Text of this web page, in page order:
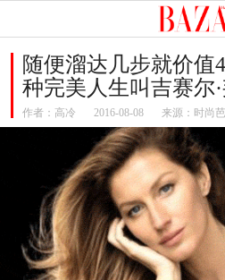
随便溜达几步就价值
种完美人生叫吉赛尔·
作者： 高冷 2016-08-08 来源：时尚